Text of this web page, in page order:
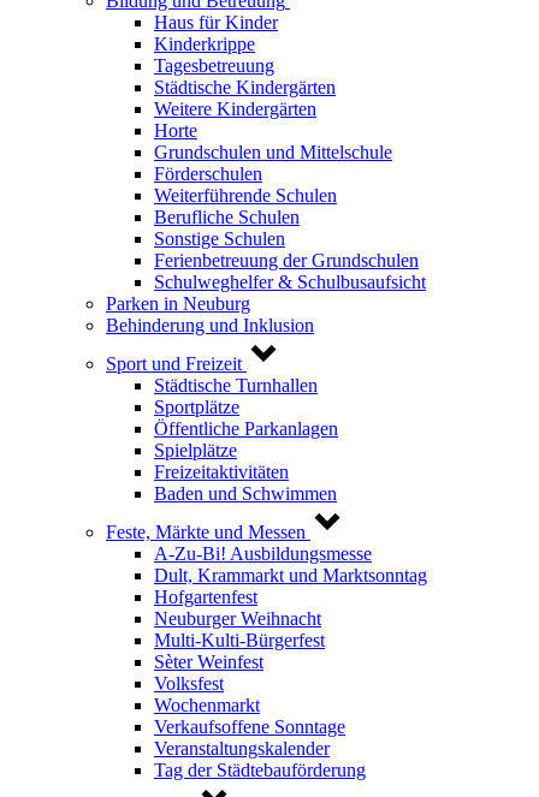
Haus für Kinder
Kinderkrippe
Tagesbetreuung
Städtische Kindergärten
Weitere Kindergärten
Horte
Grundschulen und Mittelschule
Förderschulen
Weiterführende Schulen
Berufliche Schulen
Sonstige Schulen
Ferienbetreuung der Grundschulen
Schulweghelfer & Schulbusaufsicht
Parken in Neuburg
Behinderung und Inklusion
Sport und Freizeit
Städtische Turnhallen
Sportplätze
Öffentliche Parkanlagen
Spielplätze
Freizeitaktivitäten
Baden und Schwimmen
Feste, Märkte und Messen
A-Zu-Bi! Ausbildungsmesse
Dult, Krammarkt und Marktsonntag
Hofgartenfest
Neuburger Weihnacht
Multi-Kulti-Bürgerfest
Sèter Weinfest
Volksfest
Wochenmarkt
Verkaufsoffene Sonntage
Veranstaltungskalender
Tag der Städtebauförderung